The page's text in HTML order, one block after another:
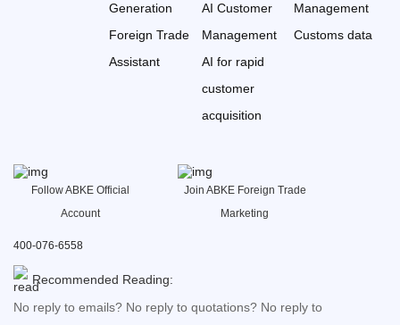
Generation
Foreign Trade
Assistant
AI Customer
Management
AI for rapid
customer
acquisition
Management
Customs data
Follow ABKE Official
Account
Join ABKE Foreign Trade
Marketing
400-076-6558
Recommended Reading:
No reply to emails? No reply to quotations? No reply to